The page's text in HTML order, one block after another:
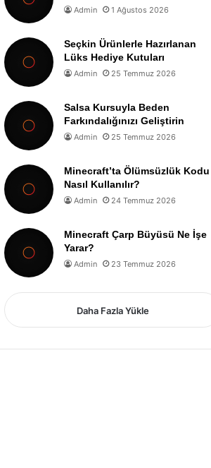
Admin 1 Ağustos 2026
Seçkin Ürünlerle Hazırlanan
Lüks Hediye Kutuları
Admin 25 Temmuz 2026
Salsa Kursuyla Beden
Farkındalığınızı Geliştirin
Admin 25 Temmuz 2026
Minecraft’ta Ölümsüzlük Kodu
Nasıl Kullanılır?
Admin 24 Temmuz 2026
Minecraft Çarp Büyüsü Ne İşe
Yarar?
Admin 23 Temmuz 2026
Daha Fazla Yükle